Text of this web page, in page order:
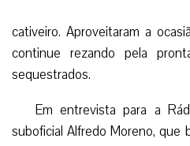
cativeiro. Aproveitaram a
continue rezando pela
sequestrados.
Em entrevista para a
suboficial Alfredo Moreno, que